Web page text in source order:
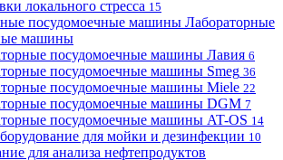
локального стресса 15
Лабораторные
машины
посудомоечные машины Лавия 6
посудомоечные машины Smeg 36
посудомоечные машины Miele 22
посудомоечные машины DGM 7
посудомоечные машины AT-OS 14
для мойки и дезинфекции 10